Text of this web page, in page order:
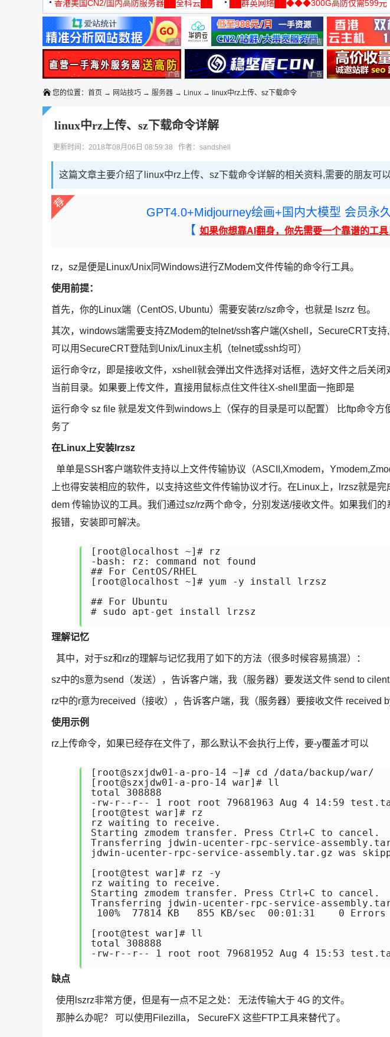
机
香港美国CN2/国内高防服务器██全科云██
██群英网络██◆◆◆300G高防仅需599元
◆◆◆
广告 商业广告，理性选择 广告 商业广告，理性选择
广告 商业广告，理性选择 广告 商业广告，理性选择
您的位置： 首页 → 网站技巧 → 服务器 → Linux → linux中rz上传、sz下载命令
linux中rz上传、sz下载命令详解
更新时间：2018年08月06日 08:59:38 作者：sandshell
这篇文章主要介绍了linux中rz上传、sz下载命令详解的相关资料,需要的朋友可
GPT4.0+Midjourney绘画+国内大模型 会员永
【 如果你想靠AI翻身，你先需要一个靠谱的工具
rz，sz是便是Linux/Unix同Windows进行ZModem文件传输的命令行工具。
使用前提：
首先，你的Linux端（CentOS, Ubuntu）需要安装rz/sz命令，也就是 lszrz 包。
其次，windows端需要支持ZModem的telnet/ssh客户端(Xshell，SecureCRT支
可以用SecureCRT登陆到Unix/Linux主机（telnet或ssh均可）
运行命令rz，即是接收文件，xshell就会弹出文件选择对话框，选好文件之后关
当前目录。如果要上传文件，直接用鼠标点住文件往X-shell里面一拖即是
运行命令 sz file 就是发文件到windows上（保存的目录是可以配置） 比ftp命令方
务了
在Linux上安装lrzsz
单单是SSH客户端软件支持以上文件传输协议（ASCII,Xmodem，
上也得安装相应的软件，以支持这些文件传输协议才行。在Linux上，lrzsz就是
dem 传输协议的工具。我们通过sz/rz两个命令，分别发送/接收文件。如果我们
报错，安装即可解决。
[root@localhost ~]# rz
-bash: rz: command not found
## For CentOS/RHEL
[root@localhost ~]# yum -y install lrzsz
## For Ubuntu
# sudo apt-get install lrzsz
理解记忆
其中，对于sz和rz的理解与记忆我用了如下的方法（很多时候容易搞混）：
sz中的s意为send（发送），告诉客户端，我（服务器）要发送文件 send to cilent
rz中的r意为received（接收），告诉客户端，我（服务器）要接收文件 received
使用示例
rz上传命令，如果已经存在文件了，那么默认不会执行上传，要-y覆盖才可以
[root@szxjdw01-a-pro-14 ~]# cd /data/backup/war/
[root@szxjdw01-a-pro-14 war]# ll
total 308888
-rw-r--r-- 1 root root 79681963 Aug 4 14:59
[root@test war]# rz
rz waiting to receive.
Starting zmodem transfer. Press Ctrl+C to cancel.
Transferring jdwin-ucenter-rpc-service-
jdwin-ucenter-rpc-service-assembly.tar.gz was
[root@test war]# rz -y
rz waiting to receive.
Starting zmodem transfer. Press Ctrl+C to cancel.
Transferring jdwin-ucenter-rpc-service-
100%  77814 KB   855 KB/sec  00:01:31    0 Errors
[root@test war]# ll
total 308888
-rw-r--r-- 1 root root 79681952 Aug 4 15:53
缺点
使用lszrz非常方便，但是有一点不足之处： 无法传输大于 4G 的文件。
那肿么办呢？ 可以使用Filezilla， SecureFX 这些FTP工具来替代了。